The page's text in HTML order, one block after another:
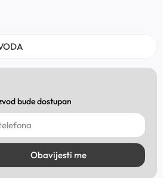
bude dostupan
Obavijesti me